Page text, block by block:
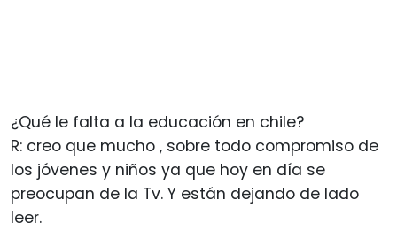
¿Qué le falta a la educación en chile?
R: creo que mucho , sobre todo compromiso de
los jóvenes y niños ya que hoy en día se
preocupan de la Tv. Y están dejando de lado
leer.